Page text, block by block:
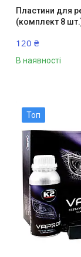
Пластини для
(комплект 8
120 ₴
В наявності
Топ